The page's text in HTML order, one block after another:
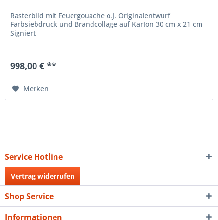
Rasterbild mit Feuergouache o.J. Originalentwurf
Farbsiebdruck und Brandcollage auf Karton 30 cm x 21 cm
Signiert
998,00 € **
Merken
Service Hotline
Vertrag widerrufen
Shop Service
Informationen